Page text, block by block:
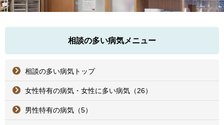
相談の多い病気メニュー
相談の多い病気トップ
女性特有の病気・女性に多い病気（26）
男性特有の病気（5）